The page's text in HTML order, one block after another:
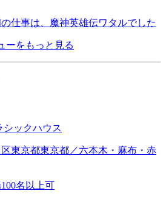
仕事は、魔神英雄伝ワタルでした
ーをもっと見る
シックハウス
東京都東京都／六本木・麻布・赤
100名以上可